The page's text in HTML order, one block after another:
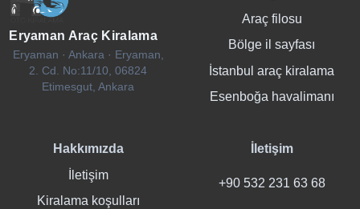
Eryaman Araç Kiralama
Eryaman · Ankara · Eryaman,
2. Cd. No:11/10, 06824
Etimesgut, Ankara
Araç filosu
Bölge il sayfası
İstanbul araç kiralama
Esenboğa havalimanı
Hakkımızda
İletişim
Kiralama koşulları
İletişim
+90 532 231 63 68